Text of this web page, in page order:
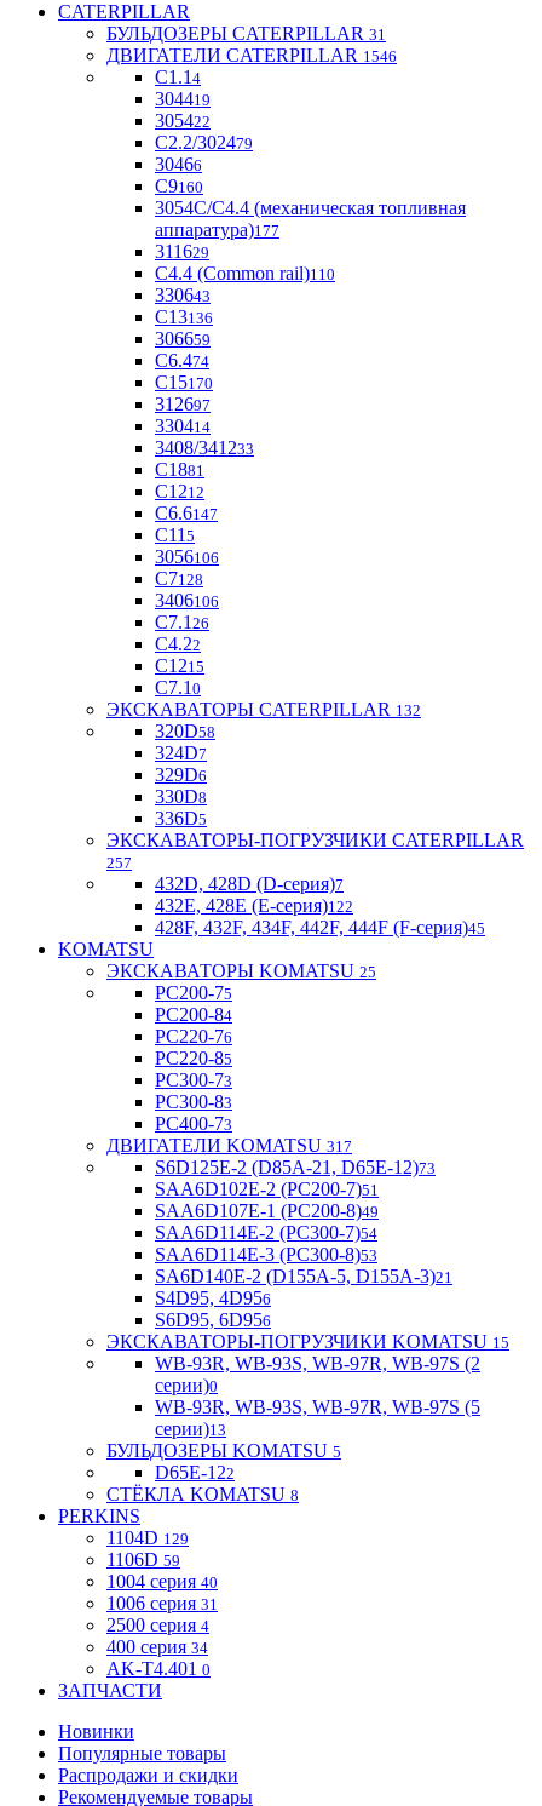
CATERPILLAR
БУЛЬДОЗЕРЫ CATERPILLAR 31
ДВИГАТЕЛИ CATERPILLAR 1546
C1.1 4
304419
305422
С2.2/302479
30466
С9160
3054С/С4.4 (механическая топливная
аппаратура)177
311629
С4.4 (Common rail)110
330643
С13136
306659
С6.474
С15170
312697
330414
3408/341233
С1881
C1212
С6.6147
C11 5
3056106
С7128
3406106
C7.1 26
C4.22
С1215
С7.1 0
ЭКСКАВАТОРЫ CATERPILLAR 132
320D58
324D7
329D6
330D8
336D5
ЭКСКАВАТОРЫ-ПОГРУЗЧИКИ CATERPILLAR
257
432D, 428D (D-серия)7
432E, 428E (E-серия)122
428F, 432F, 434F, 442F, 444F (F-серия)45
KOMATSU
ЭКСКАВАТОРЫ KOMATSU 25
PC200-75
PC200-84
PC220-76
PC220-85
PC300-73
PC300-83
PC400-73
ДВИГАТЕЛИ KOMATSU 317
S6D125E-2 (D85A-21, D65E-12)73
SAA6D102E-2 (PC200-7)51
SAA6D107E-1 (PC200-8)49
SAA6D114E-2 (PC300-7)54
SAA6D114E-3 (PC300-8)53
SA6D140E-2 (D155A-5, D155A-3)21
S4D95, 4D956
S6D95, 6D956
ЭКСКАВАТОРЫ-ПОГРУЗЧИКИ KOMATSU 15
WB-93R, WB-93S, WB-97R, WB-97S (2
серии)0
WB-93R, WB-93S, WB-97R, WB-97S (5
серии)13
БУЛЬДОЗЕРЫ KOMATSU 5
D65E-122
СТЁКЛА KOMATSU 8
PERKINS
1104D 129
1106D 59
1004 серия 40
1006 серия 31
2500 серия 4
400 серия 34
AK-T4.401 0
ЗАПЧАСТИ
Новинки
Популярные товары
Распродажи и скидки
Рекомендуемые товары